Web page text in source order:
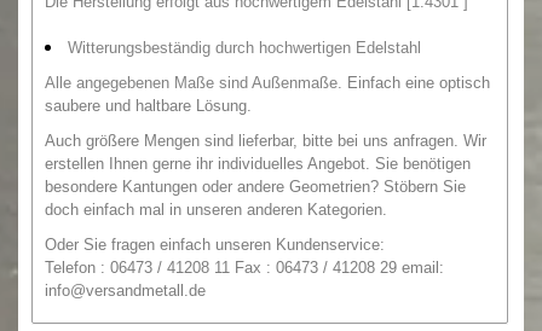
Witterungsbeständig durch hochwertigen Edelstahl
Alle angegebenen Maße sind Außenmaße.
Einfach eine optisch
saubere und haltbare Lösung.
Auch größere Mengen sind lieferbar, bitte bei uns anfragen. Wir
erstellen Ihnen gerne ihr individuelles Angebot. Sie benötigen
besondere Kantungen oder andere Geometrien? Stöbern Sie
doch einfach mal in unseren anderen Kategorien.
Oder Sie fragen einfach unseren Kundenservice:
Telefon : 06473 / 41208 11 Fax : 06473 / 41208 29 email:
info@versandmetall.de